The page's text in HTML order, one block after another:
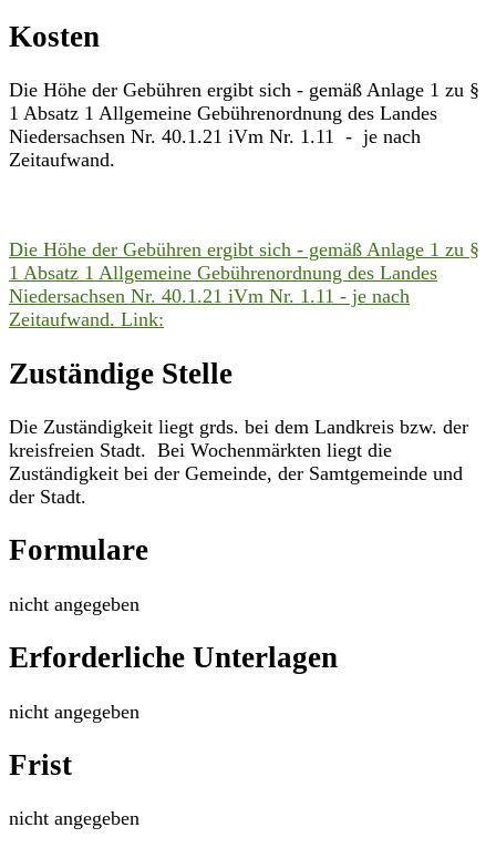
Kosten
Die Höhe der Gebühren ergibt sich - gemäß Anlage 1 zu §
1 Absatz 1 Allgemeine Gebührenordnung des Landes
Niedersachsen Nr. 40.1.21 iVm Nr. 1.11 - je nach
Zeitaufwand.
Die Höhe der Gebühren ergibt sich - gemäß Anlage 1 zu §
1 Absatz 1 Allgemeine Gebührenordnung des Landes
Niedersachsen Nr. 40.1.21 iVm Nr. 1.11 - je nach
Zeitaufwand. Link:
Zuständige Stelle
Die Zuständigkeit liegt grds. bei dem Landkreis bzw. der
kreisfreien Stadt. Bei Wochenmärkten liegt die
Zuständigkeit bei der Gemeinde, der Samtgemeinde und
der Stadt.
Formulare
nicht angegeben
Erforderliche Unterlagen
nicht angegeben
Frist
nicht angegeben